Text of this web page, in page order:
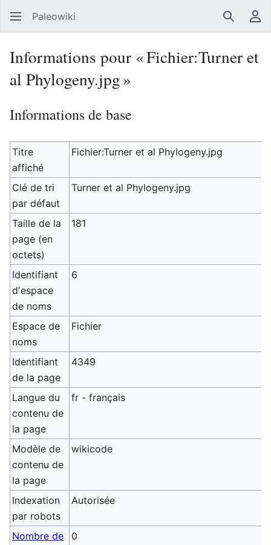
Paleowiki
Informations pour « Fichier:Turner et
al Phylogeny.jpg »
Informations de base
Titre
affiché
Fichier:Turner et al Phylogeny.jpg
Clé de tri
par défaut
Turner et al Phylogeny.jpg
Taille de la
page (en
octets)
181
Identifiant
dʼespace
de noms
6
Espace de
noms
Fichier
Identifiant
de la page
4349
Langue du
contenu de
la page
fr - français
Modèle de
contenu de
la page
wikicode
Indexation
par robots
Autorisée
Nombre de
0